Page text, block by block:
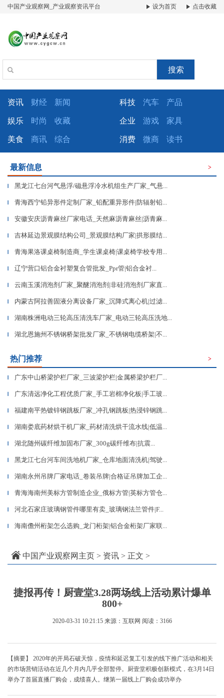
中国产业观察网_产业观察资讯平台 设为首页 点击收藏
搜索
资讯 财经 新闻 科技 汽车 产品
娱乐 时尚 收藏 企业 游戏 家具
美食 商讯 综合 消费 微商 读书
最新信息 >
▎ 黑龙江七台河气悬浮/磁悬浮冷水机组生产厂家_气悬...
▎ 青海西宁铅异形件定制厂家_铅配重异形件|防辐射铅...
▎ 安徽安庆沥青麻丝厂家电话_天然麻沥青麻丝|沥青麻...
▎ 吉林延边景观膜结构公司_景观膜结构厂家|拱形膜结...
▎ 青海果洛课桌椅制造商_学生课桌椅|课桌椅学校专用...
▎ 辽宁营口铝合金衬塑复合管批发_Ppr管|铝合金衬...
▎ 云南玉溪消泡剂厂家_聚醚消泡剂|非硅消泡剂厂家直...
▎ 内蒙古阿拉善固液分离设备厂家_沉降式离心机|过滤...
▎ 湖南株洲电动三轮高压清洗车厂家_电动三轮高压洗地...
▎ 湖北恩施州不锈钢桥架批发厂家_不锈钢电缆桥架|不...
热门推荐 >
▎ 广东中山桥梁护栏厂家_三波梁护栏|金属桥梁护栏厂...
▎ 广东清远净化工程优质厂家_手工岩棉净化板|手工玻...
▎ 福建南平热镀锌钢跳板厂家_冲孔钢跳板|热浸锌钢跳...
▎ 湖南娄底药材烘干机厂家_药材清洗烘干流水线|低温...
▎ 湖北随州碳纤维加固布厂家_300g碳纤维布|抗震...
▎ 黑龙江七台河车间洗地机厂家_仓库地面清洗机|驾驶...
▎ 湖南永州吊牌厂家电话_卷装吊牌|合格证吊牌加工企...
▎ 青海海南州美标方管制造企业_俄标方管|英标方管仓...
▎ 河北石家庄玻璃钢管件哪里有卖_玻璃钢法兰管件|F...
▎ 海南儋州桁架怎么选购_龙门桁架|铝合金桁架厂家联...
中国产业观察网主页 > 资讯 > 正文 >
捷报再传！厨壹堂3.28两场线上活动累计爆单
800+
2020-03-31 10:21:15 来源：互联网 阅读：3166
【摘要】 2020年的开局石破天惊，疫情和延迟复工引发的线下推广活动和相关
的市场营销活动在近几个月内几乎全部暂停。厨壹堂积极创新模式，在3月14日
举办了首届直播厂购会，成绩喜人。继第一届线上厂购会成功举办